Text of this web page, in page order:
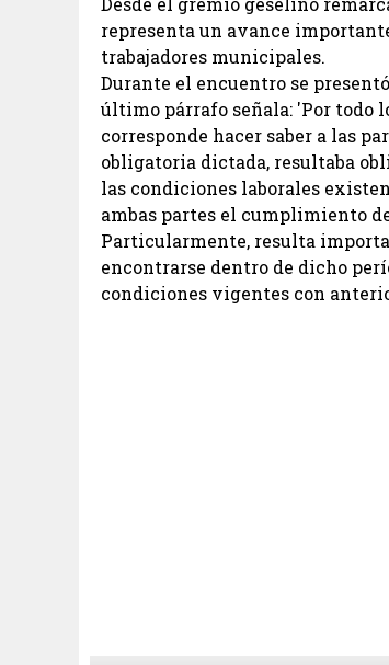
representa un avance
trabajadores municipales.
Durante el encuentro se
último párrafo señala: 'Por todo
corresponde hacer saber a las
obligatoria dictada, resultaba
las condiciones laborales
ambas partes el cumplimiento
Particularmente, resulta
encontrarse dentro de dicho
condiciones vigentes con